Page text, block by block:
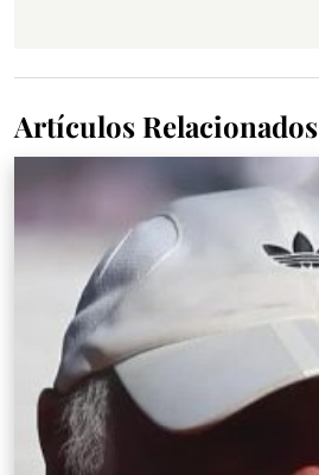
Artículos Relacionados